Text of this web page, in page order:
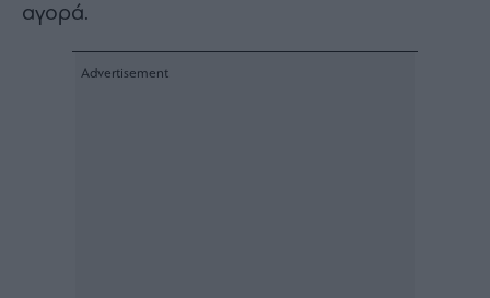
αγορά.